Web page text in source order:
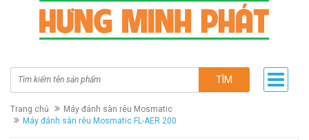
TÌM
Trang chủ
Máy đánh sàn rêu Mosmatic
Máy đánh sàn rêu Mosmatic FL-AER 200